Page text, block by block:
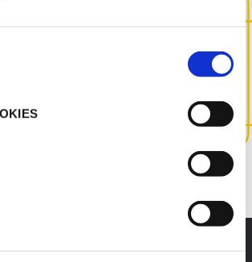
SIĘ Z NAMI,
NA TEMAT TEGO